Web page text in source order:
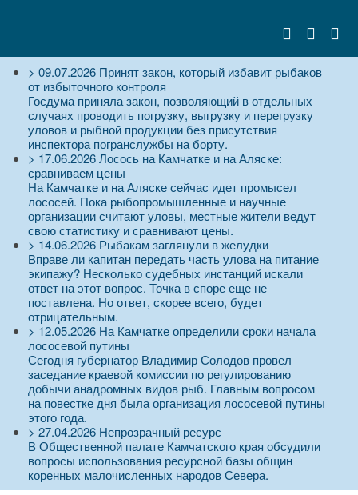
> 09.07.2026 Принят закон, который избавит рыбаков
от избыточного контроля
Госдума приняла закон, позволяющий в отдельных
случаях проводить погрузку, выгрузку и перегрузку
уловов и рыбной продукции без присутствия
инспектора погранслужбы на борту.
> 17.06.2026Лосось на Камчатке и на Аляске:
сравниваем цены
На Камчатке и на Аляске сейчас идет промысел
лососей. Пока рыбопромышленные и научные
организации считают уловы, местные жители ведут
свою статистику и сравнивают цены.
> 14.06.2026 Рыбакам заглянули в желудки
Вправе ли капитан передать часть улова на питание
экипажу? Несколько судебных инстанций искали
ответ на этот вопрос. Точка в споре еще не
поставлена. Но ответ, скорее всего, будет
отрицательным.
> 12.05.2026 На Камчатке определили сроки начала
лососевой путины
Сегодня губернатор Владимир Солодов провел
заседание краевой комиссии по регулированию
добычи анадромных видов рыб. Главным вопросом
на повестке дня была организация лососевой путины
этого года.
> 27.04.2026 Непрозрачный ресурс
В Общественной палате Камчатского края обсудили
вопросы использования ресурсной базы общин
коренных малочисленных народов Севера.